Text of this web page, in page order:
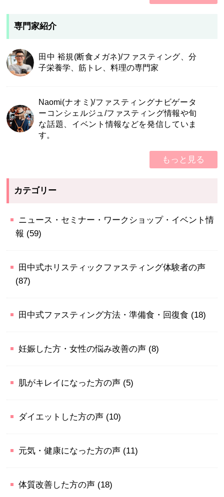
専門家紹介
田中 裕規(断食メガネ)/ファスティング、分
子栄養学、筋トレ、料理の専門家
Naomi(ナオミ)/ファスティングナビゲータ
ーコンシェルジュ/ファスティング情報や旬
な話題、イベント情報などを発信していま
す。
もっと見る
カテゴリー
ニュース・セミナー・ワークショップ・イベント情
報 (59)
田中式ホリスティックファスティング体験者の声
(87)
田中式ファスティング方法・準備食・回復食 (18)
妊娠した方・女性の悩み改善の声 (8)
肌がキレイになった方の声 (5)
ダイエットした方の声 (10)
元気・健康になった方の声 (11)
体質改善した方の声 (18)